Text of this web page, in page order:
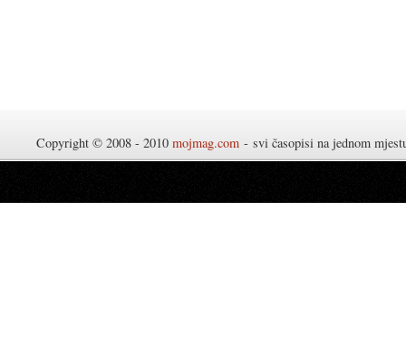
Copyright © 2008 - 2010 mojmag.com - svi časopisi na jednom